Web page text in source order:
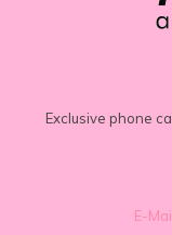
Exclusive phone
E-